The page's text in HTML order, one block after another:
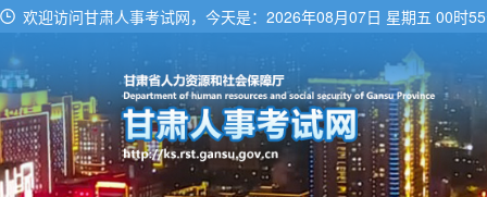
欢迎访问甘肃人事考试网，今天是： 2026年08月07日 星期五 00时